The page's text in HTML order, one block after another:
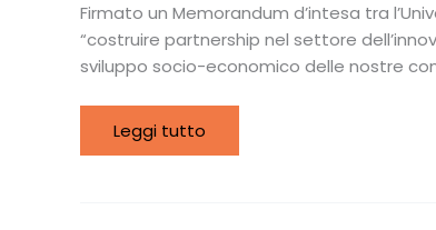
Firmato un Memorandum d’intesa tra
“costruire partnership nel settore
sviluppo socio-economico delle nostre
l’Università
di
Nicosia
a
Cipro
Leggi tutto